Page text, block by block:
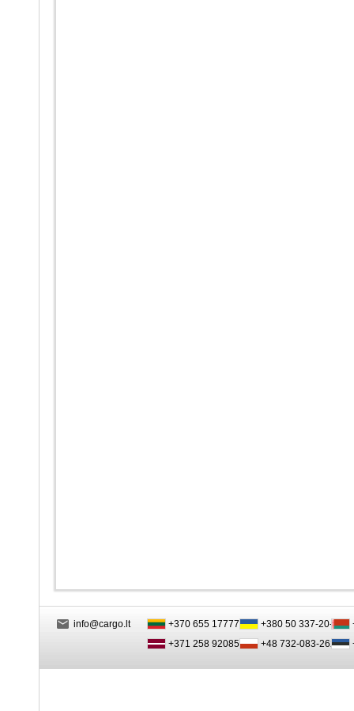
info@cargo.lt
+370 655 17777
+371 258 92085
+380 50 337-20-47
+48 732-083-262